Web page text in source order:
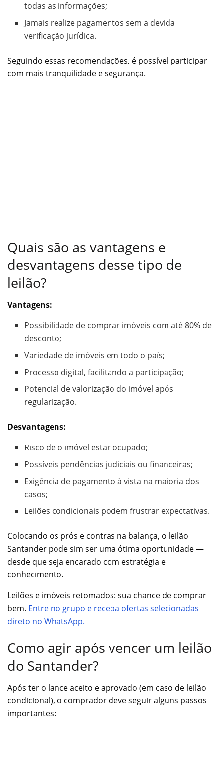
todas as informações;
Jamais realize pagamentos sem a devida
verificação jurídica.
Seguindo essas recomendações, é possível participar
com mais tranquilidade e segurança.
Quais são as vantagens e
desvantagens desse tipo de
leilão?
Vantagens:
Possibilidade de comprar imóveis com até 80% de
desconto;
Variedade de imóveis em todo o país;
Processo digital, facilitando a participação;
Potencial de valorização do imóvel após
regularização.
Desvantagens:
Risco de o imóvel estar ocupado;
Possíveis pendências judiciais ou financeiras;
Exigência de pagamento à vista na maioria dos
casos;
Leilões condicionais podem frustrar expectativas.
Colocando os prós e contras na balança, o leilão
Santander pode sim ser uma ótima oportunidade —
desde que seja encarado com estratégia e
conhecimento.
Leilões e imóveis retomados: sua chance de comprar
bem. Entre no grupo e receba ofertas selecionadas
direto no WhatsApp.
Como agir após vencer um leilão
do Santander?
Após ter o lance aceito e aprovado (em caso de leilão
condicional), o comprador deve seguir alguns passos
importantes: